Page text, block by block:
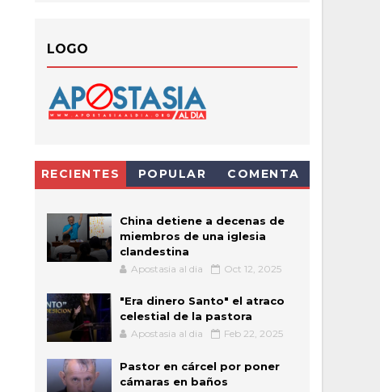
LOGO
RECIENTES POPULAR COMENTA
China detiene a decenas de
miembros de una iglesia
clandestina
Apostasia al dia Oct 12, 2025
"Era dinero Santo" el atraco
celestial de la pastora
Apostasia al dia Feb 22, 2025
Pastor en cárcel por poner
cámaras en baños